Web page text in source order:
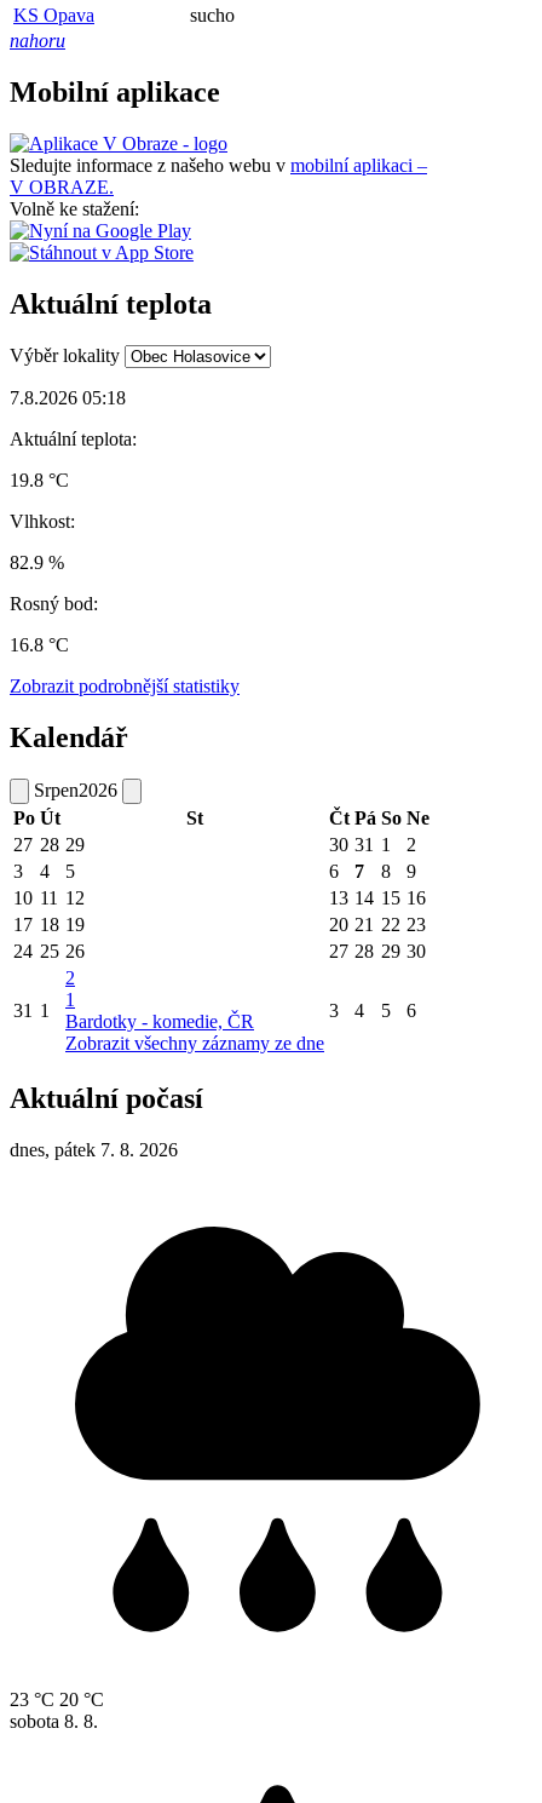
KS Opava
sucho
nahoru
Mobilní aplikace
Sledujte informace z našeho webu v mobilní aplikaci –
V OBRAZE.
Volně ke stažení:
Aktuální teplota
Výběr lokality
7.8.2026 05:18
Aktuální teplota:
19.8 °C
Vlhkost:
82.9 %
Rosný bod:
16.8 °C
Zobrazit podrobnější statistiky
Kalendář
Srpen2026
Po Út St Čt Pá So Ne
27 28 29 30 31 1
2
3
4 5 6 7 8
9
10 11 12 13 14 15 16
17 18 19 20 21 22 23
24 25 26 27 28 29 30
31 1
2
1
Bardotky - komedie, ČR
Zobrazit všechny záznamy ze dne
3 4 5 6
Aktuální počasí
dnes, pátek 7. 8. 2026
23 °C 20 °C
sobota 8. 8.